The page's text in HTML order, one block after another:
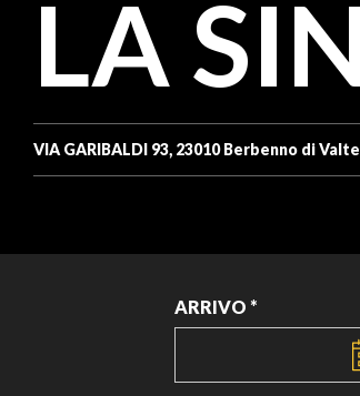
LA
VIA GARIBALDI 93, 23010 Berbenno di
ARRIVO *